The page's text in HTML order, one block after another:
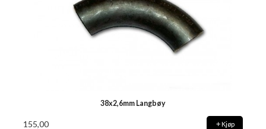
38x2,6mm Langbøy
155,00 Kjøp